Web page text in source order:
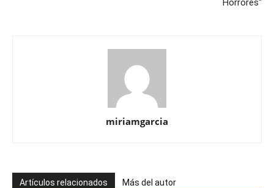
Horrores"
miriamgarcia
Artículos relacionados Más del autor